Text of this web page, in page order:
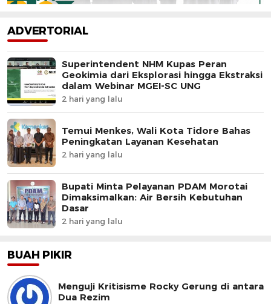
ADVERTORIAL
Superintendent NHM Kupas Peran
Geokimia dari Eksplorasi hingga Ekstraksi
dalam Webinar MGEI-SC UNG
2 hari yang lalu
Temui Menkes, Wali Kota Tidore Bahas
Peningkatan Layanan Kesehatan
2 hari yang lalu
Bupati Minta Pelayanan PDAM Morotai
Dimaksimalkan: Air Bersih Kebutuhan
Dasar
2 hari yang lalu
BUAH PIKIR
Menguji Kritisisme Rocky Gerung di antara
Dua Rezim